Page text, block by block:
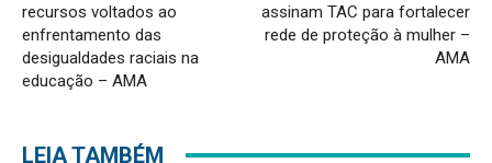
recursos voltados ao
enfrentamento das
desigualdades raciais na
educação – AMA
assinam TAC para fortalecer
rede de proteção à mulher –
AMA
LEIA TAMBÉM